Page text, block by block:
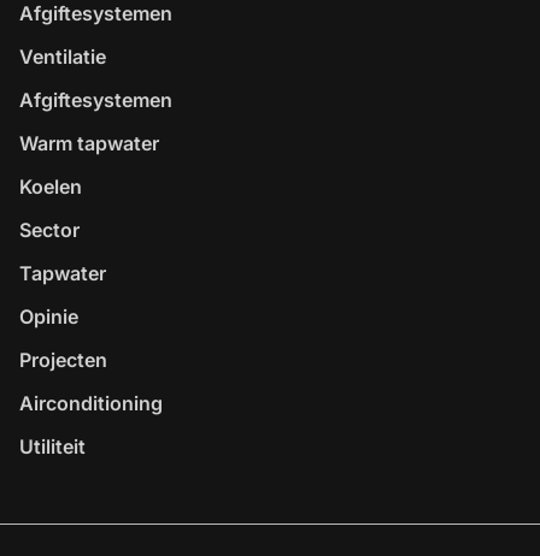
Afgiftesystemen
Ventilatie
Afgiftesystemen
Warm tapwater
Koelen
Sector
Tapwater
Opinie
Projecten
Airconditioning
Utiliteit